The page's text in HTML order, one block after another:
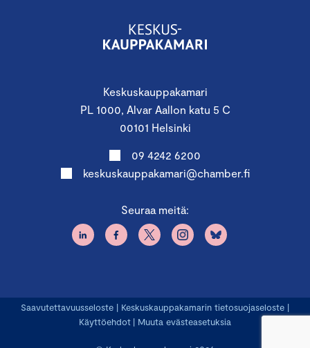
Keskuskauppakamari
PL 1000, Alvar Aallon katu 5 C
00101 Helsinki
09 4242 6200
keskuskauppakamari@chamber.fi
Seuraa meitä:
Saavutettavuusseloste | Keskuskauppakamarin tietosuojaseloste |
Käyttöehdot | Muuta evästeasetuksia